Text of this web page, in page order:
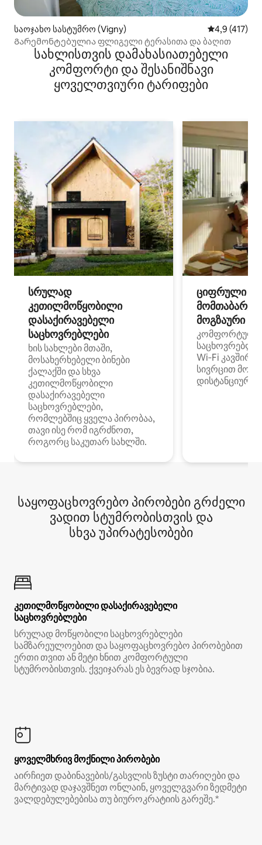
საოჯახო სასტუმრო (Vigny) საშუალო
4,9 (417)
Გარემონტებულია ფლიგელი ტერასითა და ბაღით
სახლისთვის დამახასიათებელი
კომფორტი და შესანიშნავი
ყოველთვიური ტარიფები
სრულად
კეთილმოწყობილი
დასაქირავებელი
საცხოვრებლები
ხის სახლები მთაში,
მოსახერხებელი ბინები
ქალაქში და სხვა
კეთილმოწყობილი
დასაქირავებელი
საცხოვრებლები,
რომლებშიც ყველა პირობაა,
თავი ისე რომ იგრძნოთ,
როგორც საკუთარ სახლში.
ციფრული
მოგზაური
კომფორტული
Wi‑Fi
სივრცით
დისტანციური
საყოფაცხოვრებო პირობები გრძელი
ვადით სტუმრობისთვის და
სხვა უპირატესობები
კეთილმოწყობილი დასაქირავებელი
საცხოვრებლები
სრულად მოწყობილი საცხოვრებლები
სამზარეულოებით და საყოფაცხოვრებო პირობებით
ერთი თვით ან მეტი ხნით კომფორტული
სტუმრობისთვის. ქვეიჯარას ეს ბევრად სჯობია.
ყოველმხრივ მოქნილი პირობები
აირჩიეთ დაბინავების/გასვლის ზუსტი თარიღები და
მარტივად დაჯავშნეთ ონლაინ, ყოველგვარი ზედმეტი
ვალდებულებებისა თუ ბიუროკრატიის გარეშე.*